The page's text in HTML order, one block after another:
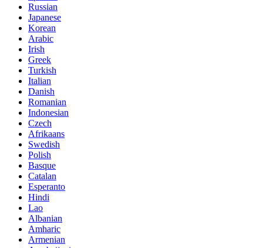
Russian
Japanese
Korean
Arabic
Irish
Greek
Turkish
Italian
Danish
Romanian
Indonesian
Czech
Afrikaans
Swedish
Polish
Basque
Catalan
Esperanto
Hindi
Lao
Albanian
Amharic
Armenian